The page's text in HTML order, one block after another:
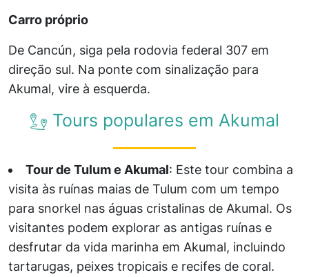
Carro próprio
De Cancún, siga pela rodovia federal 307 em
direção sul. Na ponte com sinalização para
Akumal, vire à esquerda.
Tours populares em Akumal
Tour de Tulum e Akumal: Este tour combina a
visita às ruínas maias de Tulum com um tempo
para snorkel nas águas cristalinas de Akumal. Os
visitantes podem explorar as antigas ruínas e
desfrutar da vida marinha em Akumal, incluindo
tartarugas, peixes tropicais e recifes de coral.